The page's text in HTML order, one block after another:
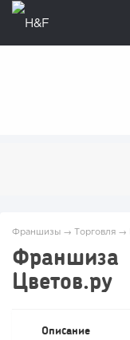
Франшизы → Торговля →
Франшиза
Цветов.ру
Описание